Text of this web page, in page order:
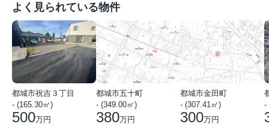
よく見られている物件
都城市祝吉３丁目
- (165.30㎡)
500万円
都城市五十町
- (349.00㎡)
380万円
都城市金田町
- (307.41㎡)
300万円
-